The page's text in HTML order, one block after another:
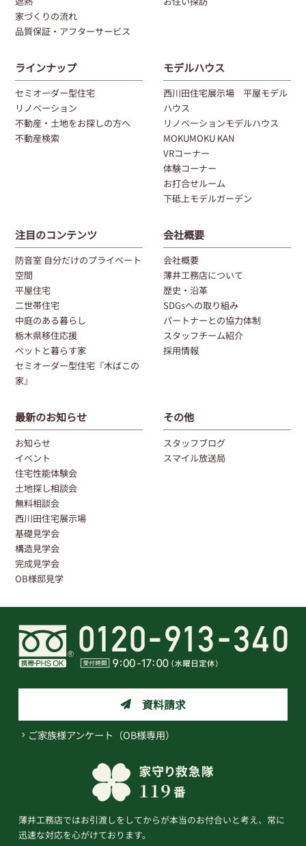
家づくりの流れ
品質保証・アフターサービス
ラインナップ
セミオーダー型住宅
リノベーション
不動産・土地をお探しの方へ
不動産検索
モデルハウス
西川田住宅展示場 平屋モデル
ハウス
リノベーションモデルハウス
MOKUMOKU KAN
VRコーナー
体験コーナー
お打合せルーム
下砥上モデルガーデン
注目のコンテンツ
防音室 自分だけのプライベート
空間
平屋住宅
二世帯住宅
中庭のある暮らし
栃木県移住応援
ペットと暮らす家
セミオーダー型住宅『木ばこの
家』
会社概要
会社概要
薄井工務店について
歴史・沿革
SDGsへの取り組み
パートナーとの協力体制
スタッフチーム紹介
採用情報
最新のお知らせ
お知らせ
イベント
住宅性能体験会
土地探し相談会
無料相談会
西川田住宅展示場
基礎見学会
構造見学会
完成見学会
OB様邸見学
その他
スタッフブログ
スマイル放送局
資料請求
ご家族様アンケート（OB様専用）
薄井工務店ではお引渡しをしてからが本当のお付合いと考え、常に
迅速な対応を心がけております。